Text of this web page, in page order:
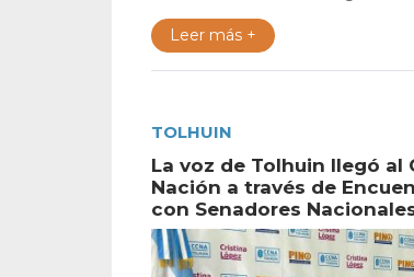
Leer más +
TOLHUIN
La voz de Tolhuin llegó al
Nación a través de
con Senadores